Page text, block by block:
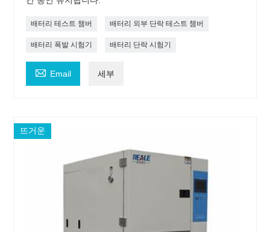
배터리 테스트 챔버 배터리 외부 단락 테스트 챔버
배터리 폭발 시험기 배터리 단락 시험기
 Email 세부
뜨거운